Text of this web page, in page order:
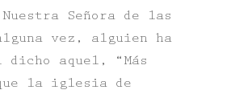
Señora de las
vez, alguien ha
dicho aquel, “Más
la iglesia de